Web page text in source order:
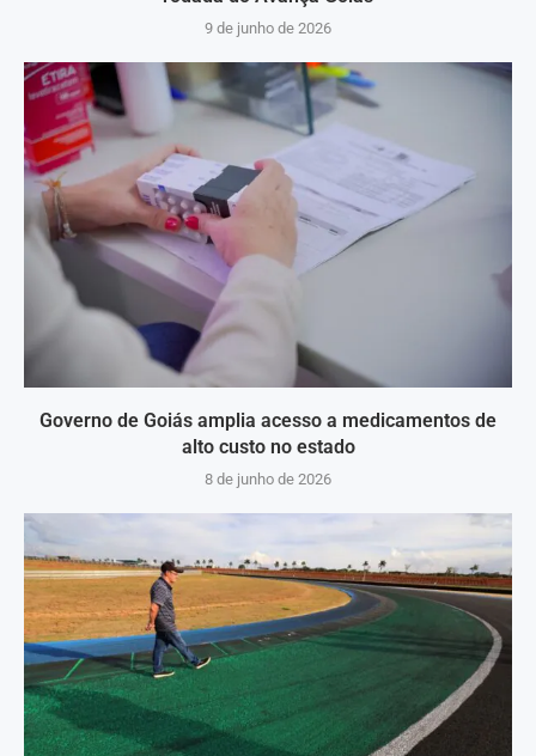
9 de junho de 2026
Governo de Goiás amplia acesso a medicamentos de
alto custo no estado
8 de junho de 2026